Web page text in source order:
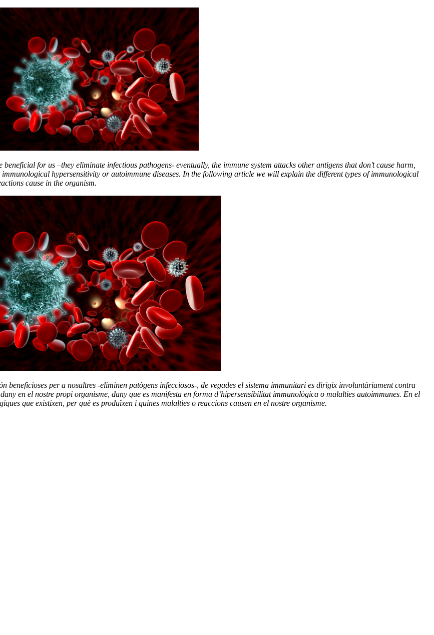
for us –they eliminate infectious pathogens- eventually, the immune system attacks other antigens that don’t cause harm,
hypersensitivity or autoimmune diseases. In the following article we will explain the different types of immunological
cause in the organism.
beneficioses per a nosaltres -eliminen patògens infecciosos-, de vegades el sistema immunitari es dirigix involuntàriament contra
en el nostre propi organisme, dany que es manifesta en forma d’hipersensibilitat immunològica o malalties autoimmunes. En el
que existixen, per què es produïxen i quines malalties o reaccions causen en el nostre organisme.